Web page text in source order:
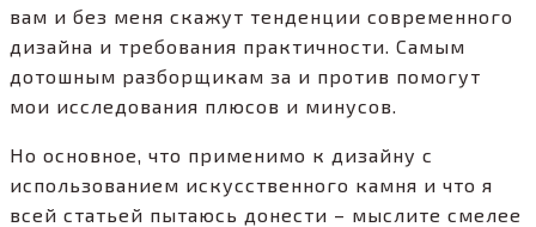
вам и без меня скажут тенденции современного
дизайна и требования практичности. Самым
дотошным разборщикам за и против помогут
мои исследования плюсов и минусов.
Но основное, что применимо к дизайну с
использованием искусственного камня и что я
всей статьей пытаюсь донести – мыслите смелее